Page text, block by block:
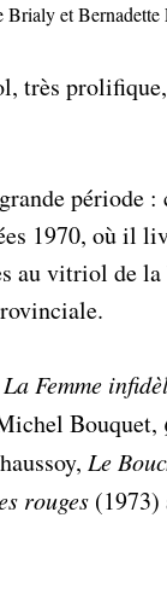
Brialy et Bernadette
très
période
1970, où il
au vitriol de la
La Femme
Bouquet,
Le
rouges (1973)